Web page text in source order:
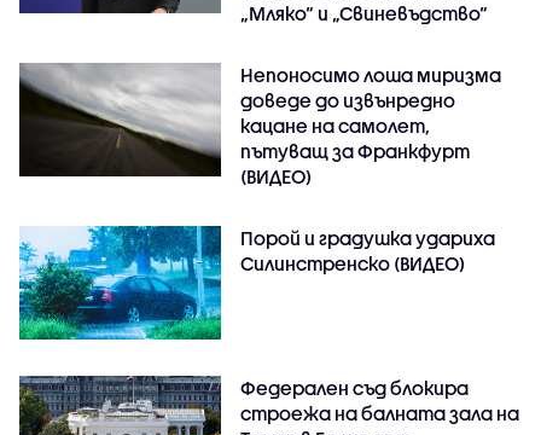
„Мляко“ и „Свиневъдство“
Непоносимо лоша миризма
доведе до извънредно
кацане на самолет,
пътуващ за Франкфурт
(ВИДЕО)
Порой и градушка удариха
Силинстренско (ВИДЕО)
Федерален съд блокира
строежа на балната зала на